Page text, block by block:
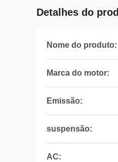
Detalhes do
Nome do produto:
Marca do motor:
Emissão:
suspensão:
AC: